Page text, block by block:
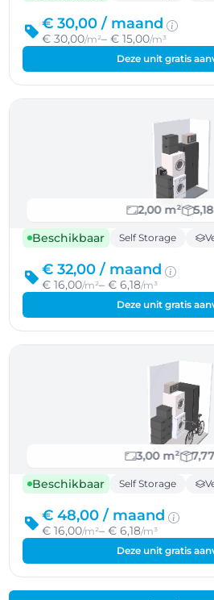
€ 30,00 / maand
€ 30,00/m²– € 15,00/m³
Deze unit gratis
2,00 m²
Beschikbaar
Self Storage
€ 32,00 / maand
€ 16,00/m²– € 6,18/m³
Deze unit gratis
3,00 m²
Beschikbaar
Self Storage
€ 48,00 / maand
€ 16,00/m²– € 6,18/m³
Deze unit gratis